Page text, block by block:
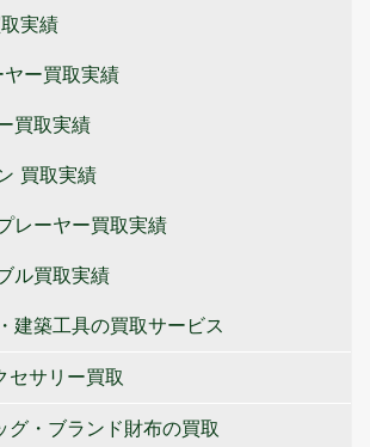
実績
ー買取実績
買取実績
買取実績
レーヤー買取実績
ル買取実績
建築工具の買取サービス
セサリー買取
グ・ブランド財布の買取